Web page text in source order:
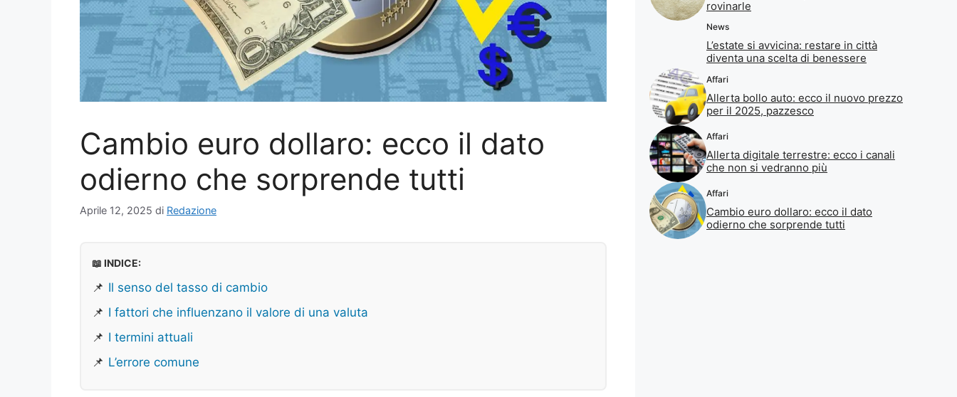
Cambio euro dollaro: ecco il dato
odierno che sorprende tutti
Aprile 12, 2025 di Redazione
📖 INDICE:
📌 Il senso del tasso di cambio
📌 I fattori che influenzano il valore di una valuta
📌 I termini attuali
📌 L’errore comune
rovinarle
News
L’estate si avvicina: restare in città
diventa una scelta di benessere
Affari
Allerta bollo auto: ecco il nuovo prezzo
per il 2025, pazzesco
Affari
Allerta digitale terrestre: ecco i canali
che non si vedranno più
Affari
Cambio euro dollaro: ecco il dato
odierno che sorprende tutti